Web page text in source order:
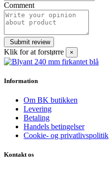
Comment
Klik for at forstørre ×
Information
Om BK butikken
Levering
Betaling
Handels betingelser
Cookie- og privatlivspolitik
Kontakt os